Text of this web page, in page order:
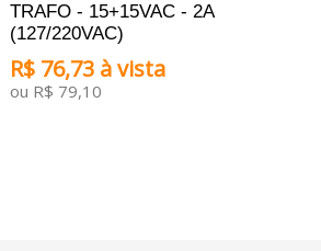
TRAFO - 15+15VAC - 2A
(127/220VAC)
R$ 76,73 à vista
ou R$ 79,10